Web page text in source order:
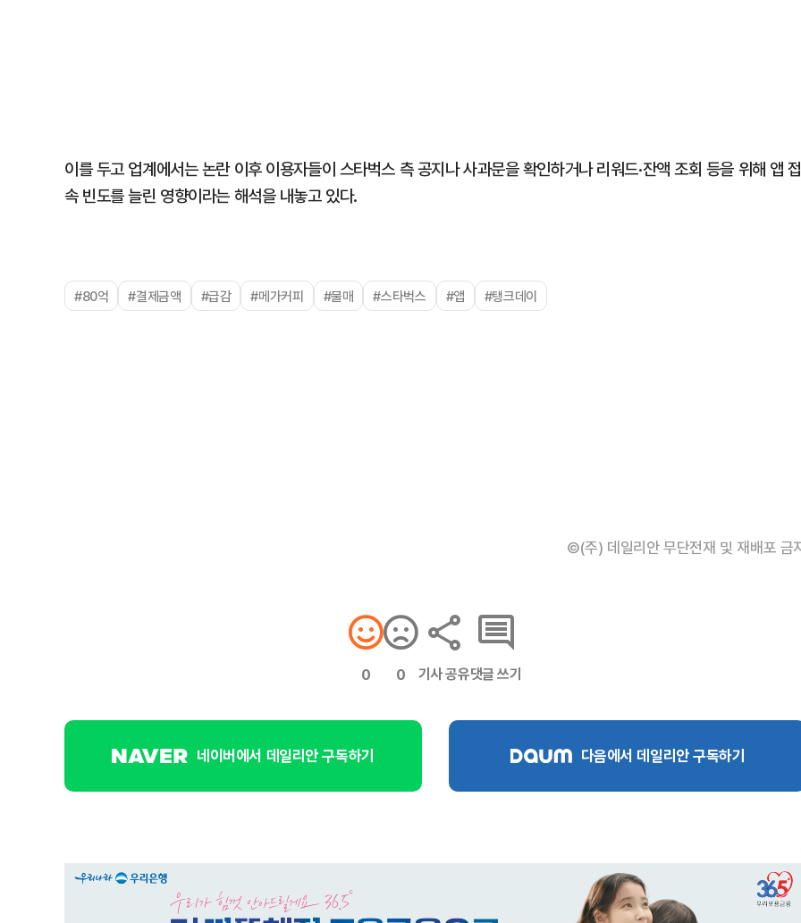
이를 두고 업계에서는 논란 이후 이용자들이 스타벅스 측 공지나 사과문을 확인하거나 리워드·잔액 조회 등을 위해 앱
속 빈도를 늘린 영향이라는 해석을 내놓고 있다.
#80억 #결제금액 #급감 #메가커피 #불매 #스타벅스 #앱 #탱크데이
©(주) 데일리안 무단전재 및 재배포 금
0 0 기사 공유댓글 쓰기
네이버에서 데일리안 구독하기 다음에서 데일리안 구독하기